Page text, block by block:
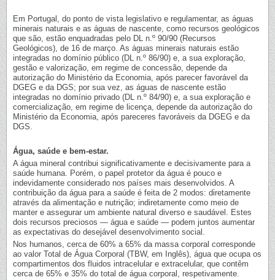
Em Portugal, do ponto de vista legislativo e regulamentar, as águas
minerais naturais e as águas de nascente, como recursos geológicos
que são, estão enquadradas pelo DL n.º 90/90 (Recursos
Geológicos), de 16 de março. As águas minerais naturais estão
integradas no domínio público (DL n.º 86/90) e, a sua exploração,
gestão e valorização, em regime de concessão, depende da
autorização do Ministério da Economia, após parecer favorável da
DGEG e da DGS; por sua vez, as águas de nascente estão
integradas no domínio privado (DL n.º 84/90) e, a sua exploração e
comercialização, em regime de licença, depende da autorização do
Ministério da Economia, após pareceres favoráveis da DGEG e da
DGS.
Água, saúde e bem-estar.
A água mineral contribui significativamente e decisivamente para a
saúde humana. Porém, o papel protetor da água é pouco e
indevidamente considerado nos países mais desenvolvidos. A
contribuição da água para a saúde é feita de 2 modos: diretamente
através da alimentação e nutrição; indiretamente como meio de
manter e assegurar um ambiente natural diverso e saudável. Estes
dois recursos preciosos — água e saúde — podem juntos aumentar
as expectativas do desejável desenvolvimento social.
Nos humanos, cerca de 60% a 65% da massa corporal corresponde
ao valor Total de Água Corporal (TBW, em Inglês), água que ocupa os
compartimentos dos fluidos intracelular e extracelular, que contêm
cerca de 65% e 35% do total de água corporal, respetivamente.